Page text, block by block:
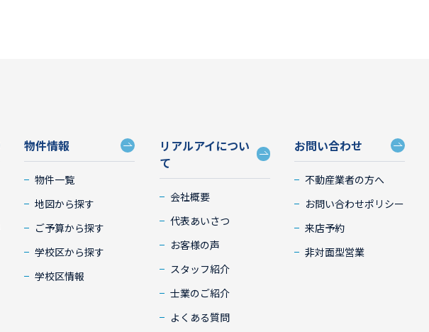
物件情報
物件一覧
地図から探す
ご予算から探す
学校区から探す
学校区情報
リアルアイについ
て
会社概要
代表あいさつ
お客様の声
スタッフ紹介
士業のご紹介
よくある質問
お問い合わせ
不動産業者の方へ
お問い合わせポリシー
来店予約
非対面型営業